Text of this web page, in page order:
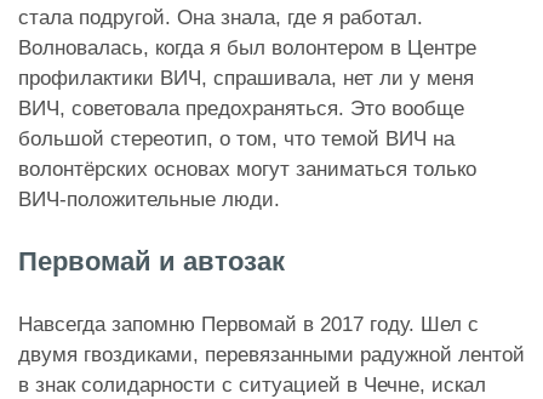
стала подругой. Она знала, где я работал.
Волновалась, когда я был волонтером в Центре
профилактики ВИЧ, спрашивала, нет ли у меня
ВИЧ, советовала предохраняться. Это вообще
большой стереотип, о том, что темой ВИЧ на
волонтёрских основах могут заниматься только
ВИЧ-положительные люди.
Первомай и автозак
Навсегда запомню Первомай в 2017 году. Шел с
двумя гвоздиками, перевязанными радужной лентой
в знак солидарности с ситуацией в Чечне, искал